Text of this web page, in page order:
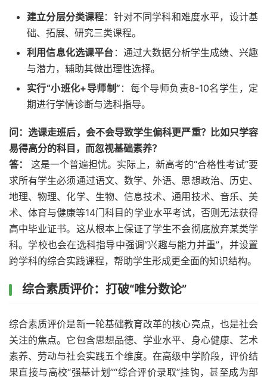
建立分层分类课程：针对不同学科和难度水平，设计基
础、拓展、研究三类课程。
利用信息化选课平台 ：通过大数据分析学生成绩、兴趣
与潜力，辅助其做出理性选择。
实行“小班化+导师制” ：每个导师负责8-10名学生，定
期进行学情诊断与选科指导。
问：选课走班后，会不会导致学生偏科更严重？比如只学容
易得高分的科目，而忽视基础素养？
答：
这是一个普遍担忧。实际上，新高考的“合格性考试”要
求所有学生必须通过语文、数学、外语、思想政治、历史、
地理、物理、化学、生物、信息技术、通用技术、音乐、美
术、体育与健康等14门科目的学业水平考试，否则无法获得
高中毕业证书。这从根本上保证了学生不会彻底放弃某类学
科。学校也会在选科指导中强调“兴趣与能力并重”，并设置
跨学科的综合实践课程，帮助学生形成更全面的知识结构。
综合素质评价：打破“唯分数论”
综合素质评价是新一轮基础教育改革的核心亮点，也是社会
关注的焦点。它包含思想品德、学业水平、身心健康、艺术
素养、劳动与社会实践五个维度。在高级中学阶段，评价结
果直接与高校“强基计划”“综合评价录取”挂钩，甚至成为部